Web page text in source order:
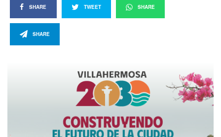
SHARE TWEET SHARE
SHARE